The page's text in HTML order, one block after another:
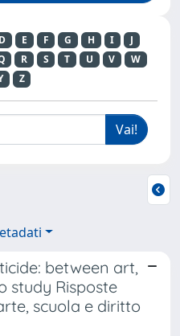
D E F G H I
J
R S T U V
W
Z
between art,
study Risposte
scuola e diritto